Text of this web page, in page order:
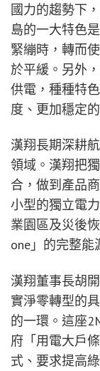
國力的趨勢下
島的一大特色
緊繃時，轉而
於平緩。另外
供電，種種特
度、更加穩定
漢翔長期深耕
領域。漢翔把
合，做到產品
小型的獨立電
業園區及災後
one」的完整能
漢翔董事長胡
實淨零轉型的
的一環。這座
府「用電大戶
式、要求提高